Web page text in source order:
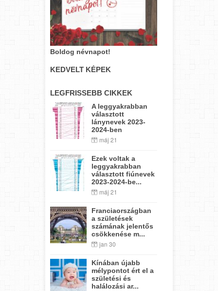
Boldog névnapot!
KEDVELT KÉPEK
LEGFRISSEBB CIKKEK
A leggyakrabban
választott
lánynevek 2023-
2024-ben
máj 21
Ezek voltak a
leggyakrabban
választott fiúnevek
2023-2024-be...
máj 21
Franciaországban
a születések
számának jelentős
csökkenése m...
jan 30
Kínában újabb
mélypontot ért el a
születési és
halálozási ar...